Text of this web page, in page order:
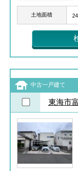
土地面積
中古一戸建て
東海市